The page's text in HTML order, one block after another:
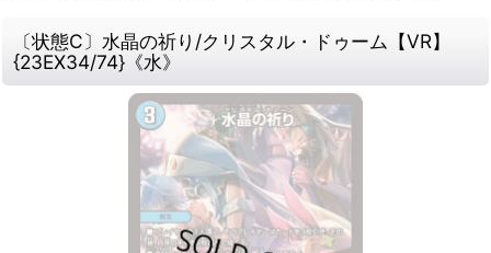
〔状態C〕水晶の祈り/クリスタル・ドゥーム【VR】
{23EX34/74}《水》